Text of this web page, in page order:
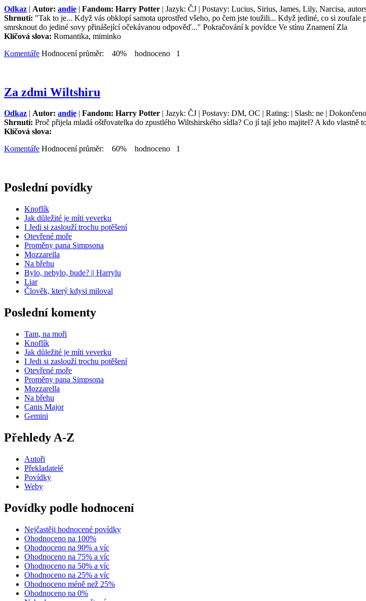
Odkaz | Autor: andie | Fandom: Harry Potter | Jazyk: ČJ | Postavy: Lucius, Sirius, James, Lily, Narcisa,
Shrnutí: "Tak to je... Když vás obklopí samota uprostřed všeho, po čem jste toužili... Když jediné, co si
smrsknout do jediné sovy přinášející očekávanou odpověď..." Pokračování k povídce Ve stínu Znamení Zla
Klíčová slova: Romantika, miminko
Komentáře Hodnocení průměr: 40% hodnoceno 1
Za zdmi Wiltshiru
Odkaz | Autor: andie | Fandom: Harry Potter | Jazyk: ČJ | Postavy: DM, OC | Rating: | Slash: ne |
Shrnutí: Proč přijela mladá oštřovatelka do zpustlého Wiltshirského sídla? Co jí tají jeho majitel? A kdo vlastně
Klíčová slova:
Komentáře Hodnocení průměr: 60% hodnoceno 1
Poslední povídky
Knoflík
Jak důležité je míti veverku
I Jedi si zaslouží trochu potěšení
Otevřené moře
Proměny pana Simpsona
Mozzarella
Na břehu
Bylo, nebylo, bude? || Harrylu
Liar
Člověk, který kdysi miloval
Poslední komenty
Tam, na moři
Knoflík
Jak důležité je míti veverku
I Jedi si zaslouží trochu potěšení
Otevřené moře
Proměny pana Simpsona
Mozzarella
Na břehu
Canis Major
Gemini
Přehledy A-Z
Autoři
Překladatelé
Povídky
Weby
Povídky podle hodnocení
Nejčastěji hodnocené povídky
Ohodnoceno na 100%
Ohodnoceno na 90% a víc
Ohodnoceno na 75% a víc
Ohodnoceno na 50% a víc
Ohodnoceno na 25% a víc
Ohodnoceno méně než 25%
Ohodnoceno na 0%